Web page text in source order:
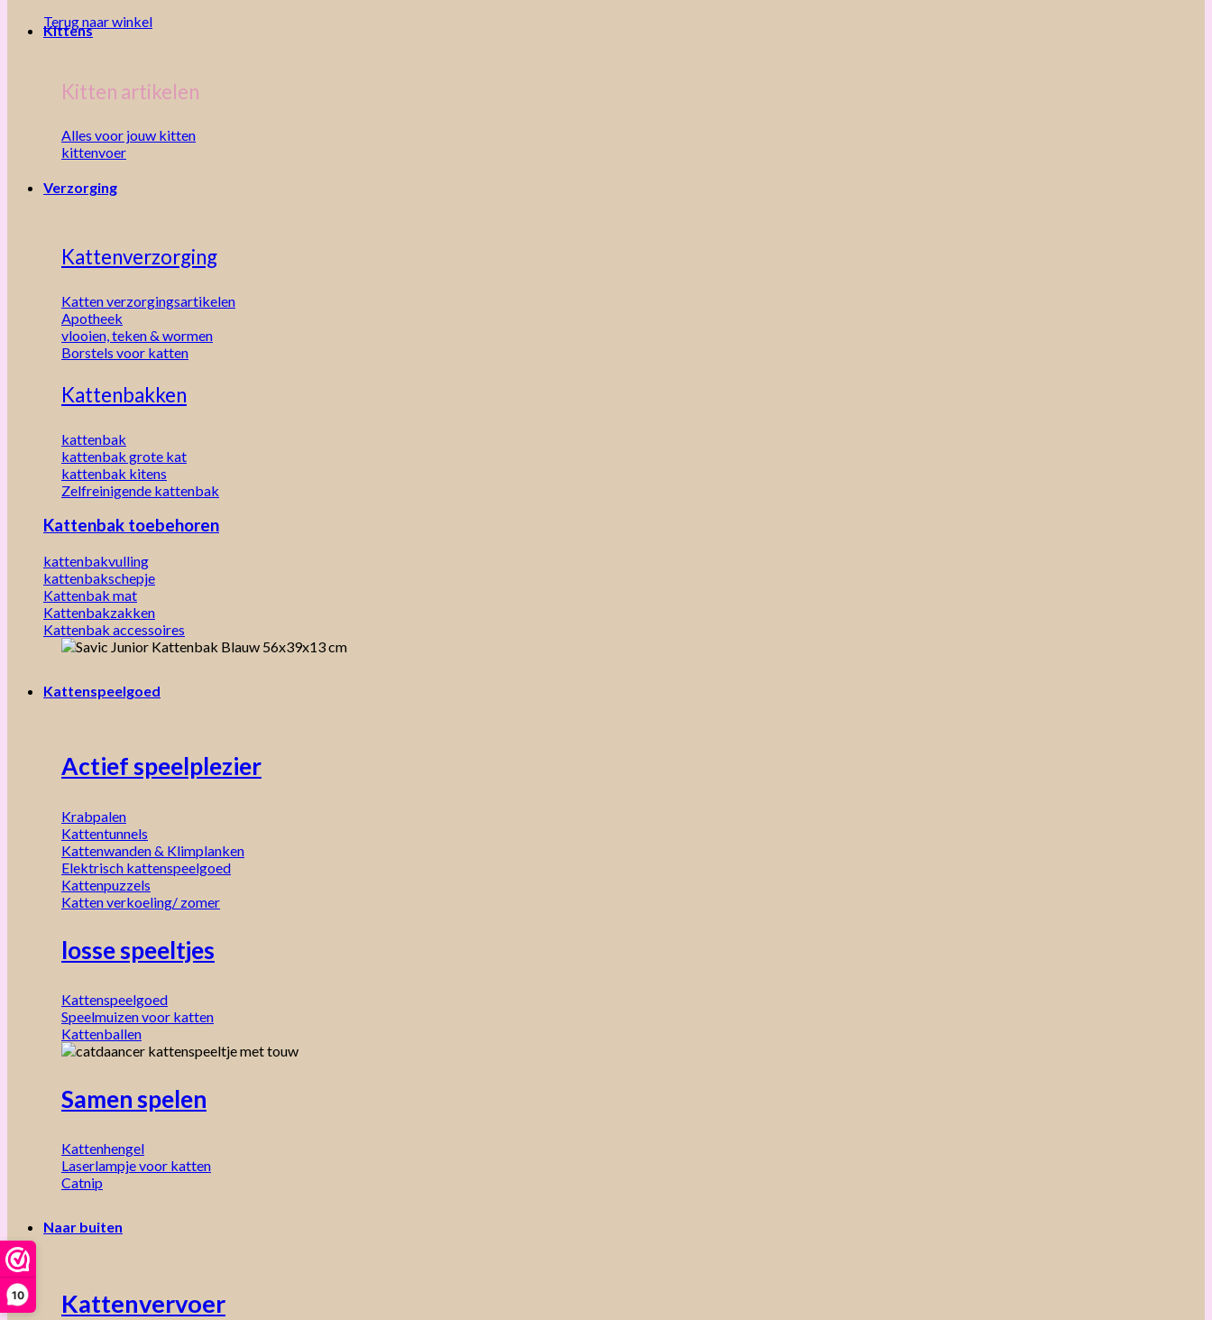
10
Terug naar winkel
Kittens
Kitten artikelen
Alles voor jouw kitten
kittenvoer
Verzorging
Kattenverzorging
Katten verzorgingsartikelen
Apotheek
vlooien, teken & wormen
Borstels voor katten
Kattenbakken
kattenbak
kattenbak grote kat
kattenbak kitens
Zelfreinigende kattenbak
Kattenbak toebehoren
kattenbakvulling
kattenbakschepje
Kattenbak mat
Kattenbakzakken
Kattenbak accessoires
Kattenspeelgoed
Actief speelplezier
Krabpalen
Kattentunnels
Kattenwanden & Klimplanken
Elektrisch kattenspeelgoed
Kattenpuzzels
Katten verkoeling/ zomer
losse speeltjes
Kattenspeelgoed
Speelmuizen voor katten
Kattenballen
Samen spelen
Kattenhengel
Laserlampje voor katten
Catnip
Naar buiten
Kattenvervoer